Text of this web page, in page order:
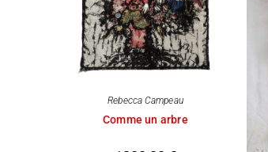
Rebecca Campeau
Comme un arbre